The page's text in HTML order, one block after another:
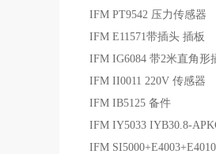
IFM PT9542 压力传感器
IFM E11571带插头 插板
IFM IG6084 带2米直角形
IFM II0011 220V 传感器
IFM IB5125 备件
IFM IY5033 IYB30.8-
IFM